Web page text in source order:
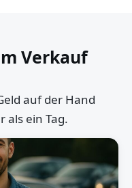
Verkauf
auf der Hand
als ein Tag.